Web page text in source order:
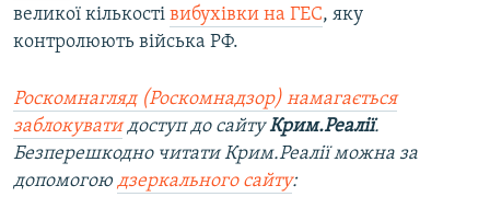
великої кількості вибухівки на ГЕС, яку
контролюють війська РФ.
Роскомнагляд (Роскомнадзор) намагається
заблокуватидоступ до сайтуКрим.Реалії.
Безперешкодно читати Крим.Реалії можна за
допомогою дзеркального сайту: